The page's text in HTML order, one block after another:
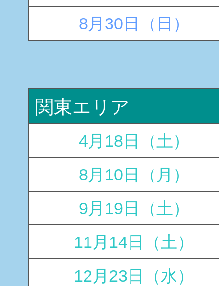
8月30日（日）
関東エリア
4月18日（土）
8月10日（月）
9月19日（土）
11月14日（土）
12月23日（水）